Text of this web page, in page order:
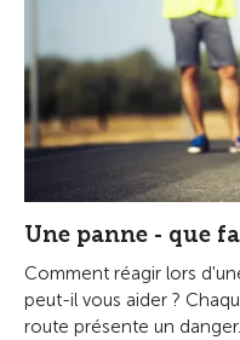
Une panne - que
Comment réagir lors
peut-il vous aider ?
route présente un danger.